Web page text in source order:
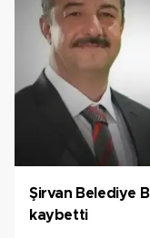
Şirvan Belediye
kaybetti